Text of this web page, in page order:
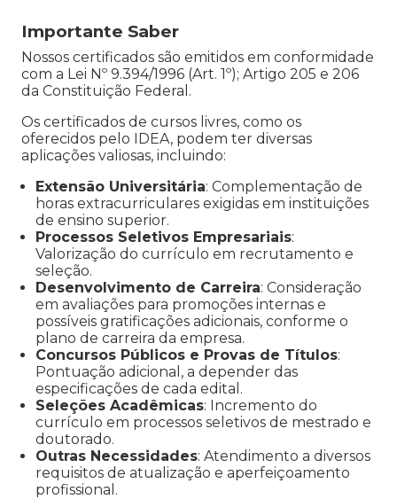
Importante Saber
Nossos certificados são emitidos em conformidade
com a Lei Nº 9.394/1996 (Art. 1º); Artigo 205 e 206
da Constituição Federal.
Os certificados de cursos livres, como os
oferecidos pelo IDEA, podem ter diversas
aplicações valiosas, incluindo:
Extensão Universitária: Complementação de
horas extracurriculares exigidas em instituições
de ensino superior.
Processos Seletivos Empresariais:
Valorização do currículo em recrutamento e
seleção.
Desenvolvimento de Carreira: Consideração
em avaliações para promoções internas e
possíveis gratificações adicionais, conforme o
plano de carreira da empresa.
Concursos Públicos e Provas de Títulos:
Pontuação adicional, a depender das
especificações de cada edital.
Seleções Acadêmicas: Incremento do
currículo em processos seletivos de mestrado e
doutorado.
Outras Necessidades: Atendimento a diversos
requisitos de atualização e aperfeiçoamento
profissional.